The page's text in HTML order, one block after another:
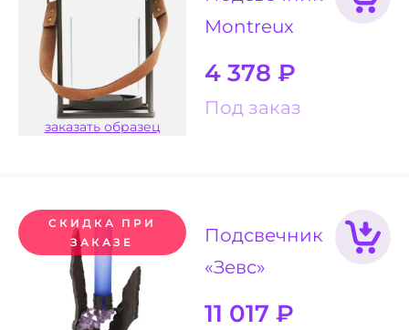
Montreux
4 378 ₽
Под заказ
заказать образец
СКИДКА ПРИ
ЗАКАЗЕ
Подсвечник
«Зевс»
11 017 ₽